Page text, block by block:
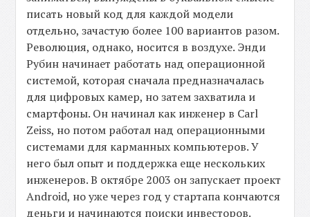
писать новый код для каждой модели
отдельно, зачастую более 100 вариантов разом.
Революция, однако, носится в воздухе. Энди
Рубин начинает работать над операционной
системой, которая сначала предназначалась
для цифровых камер, но затем захватила и
смартфоны. Он начинал как инженер в Carl
Zeiss, но потом работал над операционными
системами для карманных компьютеров. У
него был опыт и поддержка еще нескольких
инженеров. В октябре 2003 он запускает проект
Android, но уже через год у стартапа кончаются
деньги и начинаются поиски инвесторов.